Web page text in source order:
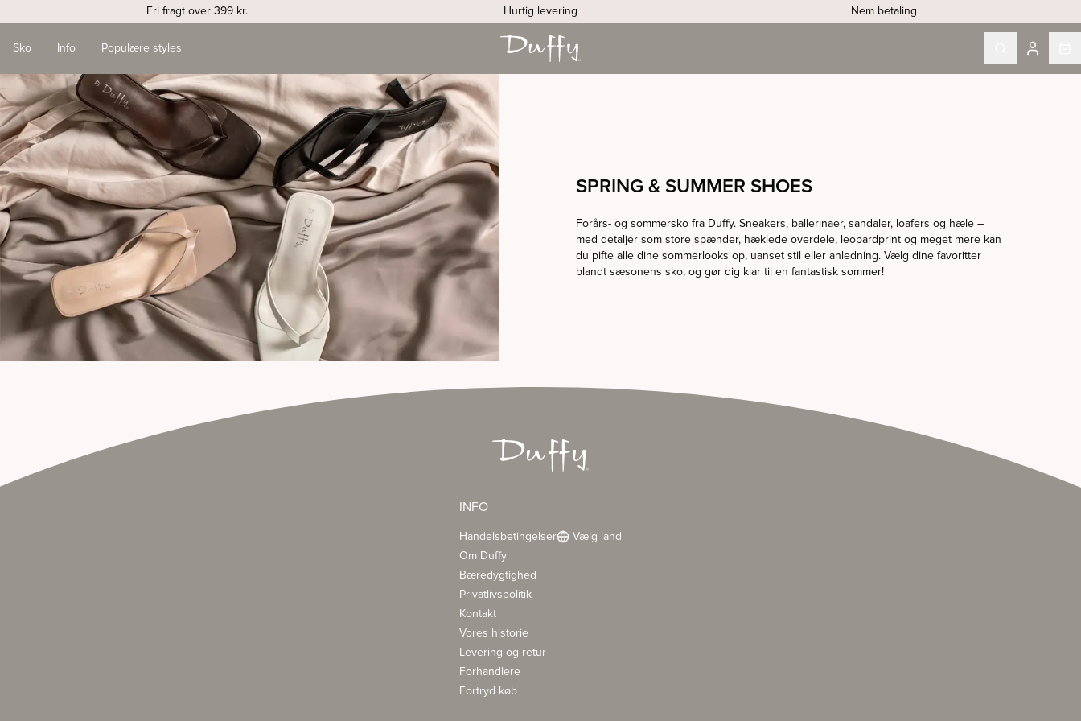
Fri fragt over 399 kr. Hurtig levering Nem betaling
Sko Info Populære styles
SPRING & SUMMER SHOES
Forårs- og sommersko fra Duffy. Sneakers, ballerinaer, sandaler, loafers og hæle –
med detaljer som store spænder, hæklede overdele, leopardprint og meget mere kan
du pifte alle dine sommerlooks op, uanset stil eller anledning. Vælg dine favoritter
blandt sæsonens sko, og gør dig klar til en fantastisk sommer!
INFO
Handelsbetingelser
Om Duffy
Bæredygtighed
Privatlivspolitik
Kontakt
Vores historie
Levering og retur
Forhandlere
Fortryd køb
Vælg land